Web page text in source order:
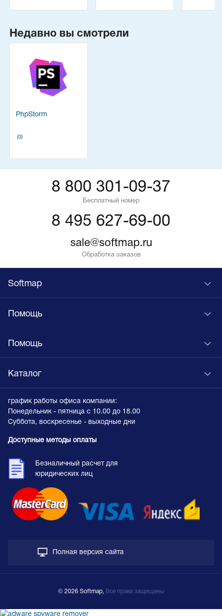
Недавно вы смотрели
PhpStorm
(0)
8 800 301-09-37
Бесплатный номер
8 495 627-69-00
sale@softmap.ru
Обработка заказов
Softmap
Помощь
Помощь
Каталог
график работы офиса компании:
Понедельник - пятница с 10.00 до 18.00
Суббота, воскресенье - выходные дни
Доступные методы оплаты
Безналичный расчет для
юридических лиц
Полная версия сайта
© 2026 Softmap, Все права защищены